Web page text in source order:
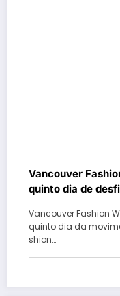
Vancouver
quinto dia de
Vancouver Fashion
quinto dia da
shion…